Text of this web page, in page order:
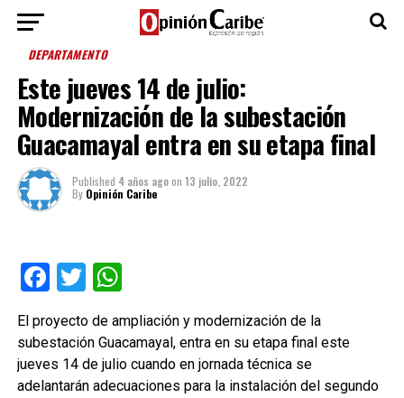
DEPARTAMENTO
Este jueves 14 de julio:
Modernización de la subestación
Guacamayal entra en su etapa final
Published 4 años agoon 13 julio, 2022
By Opinión Caribe
Facebook
TwitterWhatsApp
El proyecto de ampliación y modernización de la
subestación Guacamayal, entra en su etapa final este
jueves 14 de julio cuando en jornada técnica se
adelantarán adecuaciones para la instalación del segundo